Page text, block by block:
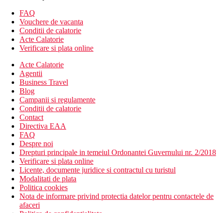
toaleta
minibar
Descrierea hotelului
receptie deschisa non stop
menaj zilnic
aer conditionat
parcare
servicii de curatatorie (contra cost)
camera de bagaje
babysitting/servicii pentru copii (contra cost)
sala de conferinta (contra cost)
sala de fitness
piscina (sezlonguri si umbrele de soare)
gradina
room service
teren de joaca pentru copii
club pentru copii
FAQ
Vouchere de vacanta
Conditii de calatorie
Acte Calatorie
Verificare si plata online
Acte Calatorie
Agentii
Business Travel
Blog
Campanii si regulamente
Conditii de calatorie
Contact
Directiva EAA
FAQ
Despre noi
Drepturi principale in temeiul Ordonantei Guvernului nr. 2/2018
Verificare si plata online
Licente, documente juridice si contractul cu turistul
Modalitati de plata
Politica cookies
Nota de informare privind protectia datelor pentru contactele de
afaceri